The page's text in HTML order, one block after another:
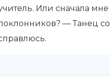
Или сначала
— Танец